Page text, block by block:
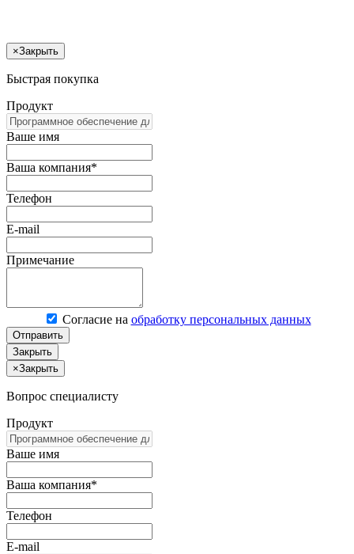
×Закрыть
Быстрая покупка
Продукт
Ваше имя
Ваша компания*
Телефон
E-mail
Примечание
Согласие на обработку персональных данных
Отправить
Закрыть
×Закрыть
Вопрос специалисту
Продукт
Ваше имя
Ваша компания*
Телефон
E-mail